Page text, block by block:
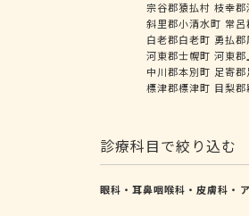
宗谷郡猿払村 枝幸
斜里郡小清水町 常
白老郡白老町 勇払
河東郡士幌町 河東
中川郡本別町 足寄
標津郡標津町 目梨
診療科目で絞り込む
眼科・耳鼻咽喉科・皮膚科・